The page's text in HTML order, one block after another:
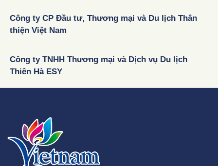
Công ty CP Đầu tư, Thương mại và Du lịch Thân
thiện Việt Nam
Công ty TNHH Thương mại và Dịch vụ Du lịch
Thiên Hà ESY